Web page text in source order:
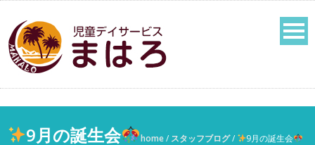
9月の誕生会 home/ スタッフブログ/ 9月の誕生会